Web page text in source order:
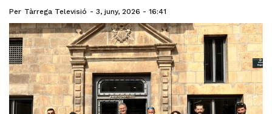
Per Tàrrega Televisió 3, juny, 2026 - 16:41